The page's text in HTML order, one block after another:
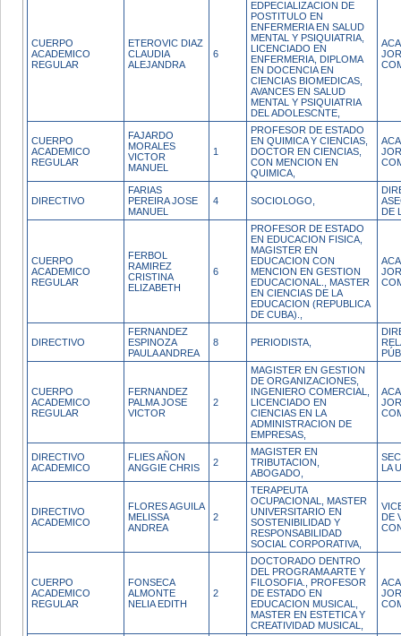
CUERPO
ACADEMICO
REGULAR
ETEROVIC DIAZ
CLAUDIA
ALEJANDRA
6
EDPECIALIZACION DE
POSTITULO EN
ENFERMERIA EN SALUD
MENTAL Y PSIQUIATRIA,
LICENCIADO EN
ENFERMERIA, DIPLOMA
EN DOCENCIA EN
CIENCIAS BIOMEDICAS,
AVANCES EN SALUD
MENTAL Y PSIQUIATRIA
DEL ADOLESCNTE,
CUERPO
ACADEMICO
REGULAR
FAJARDO
MORALES
VICTOR
MANUEL
1
PROFESOR DE ESTADO
EN QUIMICA Y CIENCIAS,
DOCTOR EN CIENCIAS,
CON MENCION EN
QUIMICA,
DIRECTIVO
FARIAS
PEREIRA JOSE
MANUEL
4 SOCIOLOGO,
DE
CUERPO
ACADEMICO
REGULAR
FERBOL
RAMIREZ
CRISTINA
ELIZABETH
6
PROFESOR DE ESTADO
EN EDUCACION FISICA,
MAGISTER EN
EDUCACION CON
MENCION EN GESTION
EDUCACIONAL., MASTER
EN CIENCIAS DE LA
EDUCACION (REPUBLICA
DE CUBA).,
DIRECTIVO
FERNANDEZ
ESPINOZA
PAULA ANDREA
8 PERIODISTA,
CUERPO
ACADEMICO
REGULAR
FERNANDEZ
PALMA JOSE
VICTOR
2
MAGISTER EN GESTION
DE ORGANIZACIONES,
INGENIERO COMERCIAL,
LICENCIADO EN
CIENCIAS EN LA
ADMINISTRACION DE
EMPRESAS,
DIRECTIVO
ACADEMICO
FLIES AÑON
ANGGIE CHRIS
2
MAGISTER EN
TRIBUTACION,
ABOGADO,
LA
DIRECTIVO
ACADEMICO
FLORES AGUILA
MELISSA
ANDREA
2
TERAPEUTA
OCUPACIONAL, MASTER
UNIVERSITARIO EN
SOSTENIBILIDAD Y
RESPONSABILIDAD
SOCIAL CORPORATIVA,
DE
CUERPO
ACADEMICO
REGULAR
FONSECA
ALMONTE
NELIA EDITH
2
DOCTORADO DENTRO
DEL PROGRAMA ARTE Y
FILOSOFIA., PROFESOR
DE ESTADO EN
EDUCACION MUSICAL,
MASTER EN ESTETICA Y
CREATIVIDAD MUSICAL,